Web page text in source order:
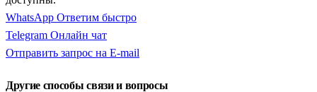
WhatsApp Ответим быстро
Telegram Онлайн чат
Отправить запрос на E-mail
Другие способы связи и вопросы